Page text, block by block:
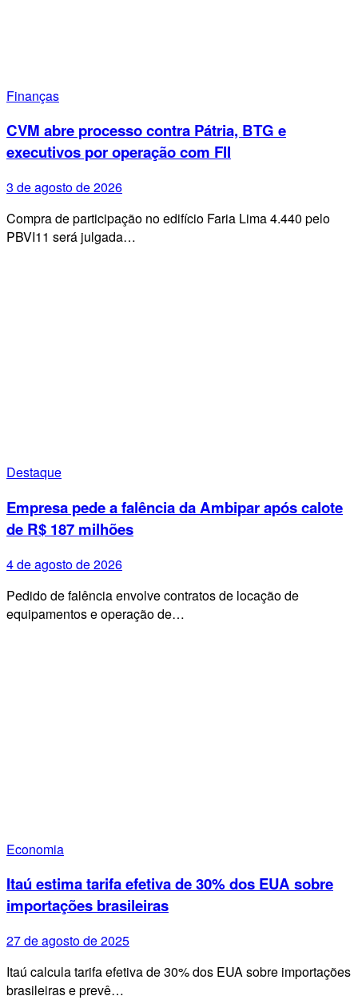
Finanças
CVM abre processo contra Pátria, BTG e
executivos por operação com FII
3 de agosto de 2026
Compra de participação no edifício Faria Lima 4.440 pelo
PBVI11 será julgada…
Destaque
Empresa pede a falência da Ambipar após calote
de R$ 187 milhões
4 de agosto de 2026
Pedido de falência envolve contratos de locação de
equipamentos e operação de…
Economia
Itaú estima tarifa efetiva de 30% dos EUA sobre
importações brasileiras
27 de agosto de 2025
Itaú calcula tarifa efetiva de 30% dos EUA sobre importações
brasileiras e prevê…